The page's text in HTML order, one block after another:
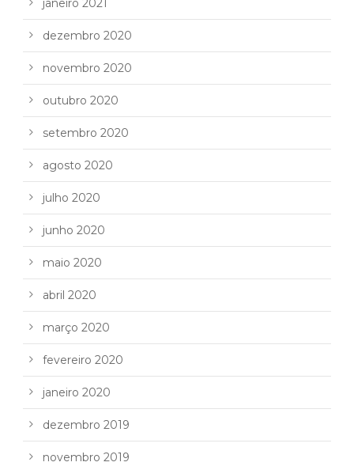
janeiro 2021
dezembro 2020
novembro 2020
outubro 2020
setembro 2020
agosto 2020
julho 2020
junho 2020
maio 2020
abril 2020
março 2020
fevereiro 2020
janeiro 2020
dezembro 2019
novembro 2019